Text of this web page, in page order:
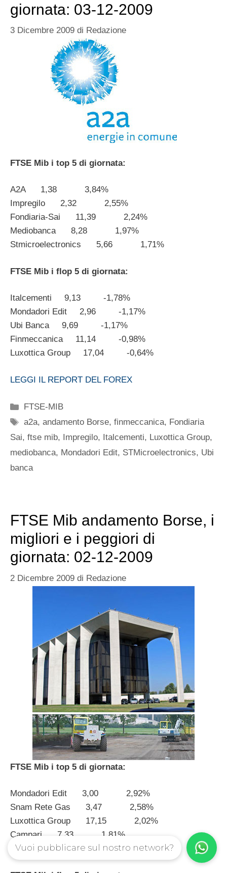
giornata: 03-12-2009
3 Dicembre 2009 di Redazione
FTSE Mib i top 5 di giornata:
A2A 1,38 3,84%
Impregilo 2,32 2,55%
Fondiaria-Sai 11,39 2,24%
Mediobanca 8,28 1,97%
Stmicroelectronics 5,66 1,71%
FTSE Mib i flop 5 di giornata:
Italcementi 9,13 -1,78%
Mondadori Edit 2,96 -1,17%
Ubi Banca 9,69 -1,17%
Finmeccanica 11,14 -0,98%
Luxottica Group 17,04 -0,64%
LEGGI IL REPORT DEL FOREX
Categorie
FTSE-MIB
Tag
a2a,andamento Borse,finmeccanica, Fondiaria
Sai, ftse mib, Impregilo, Italcementi, Luxottica Group,
mediobanca, Mondadori Edit, STMicroelectronics, Ubi
banca
FTSE Mib andamento Borse, i
migliori e i peggiori di
giornata: 02-12-2009
2 Dicembre 2009 di Redazione
FTSE Mib i top 5 di giornata:
Mondadori Edit 3,00 2,92%
Snam Rete Gas 3,47 2,58%
Luxottica Group 17,15 2,02%
Campari 7,33 1,81%
Prysmian 11,90 1,71%
Vuoi pubblicare sul nostro network?